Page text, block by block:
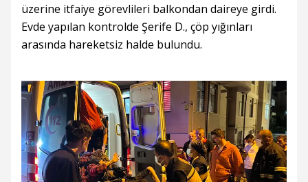
üzerine itfaiye görevlileri balkondan daireye girdi.
Evde yapılan kontrolde Şerife D., çöp yığınları
arasında hareketsiz halde bulundu.